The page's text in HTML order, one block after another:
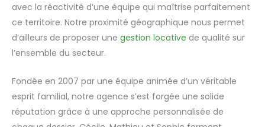
avec la réactivité d’une équipe qui maîtrise parfaitement
ce territoire. Notre proximité géographique nous permet
d’ailleurs de proposer une gestion locative de qualité sur
l’ensemble du secteur.
Fondée en 2007 par une équipe animée d’un véritable
esprit familial, notre agence s’est forgée une solide
réputation grâce à une approche personnalisée de